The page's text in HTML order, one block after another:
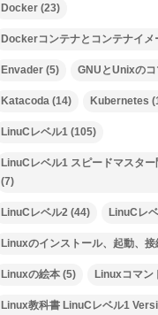
Docker (23)
Dockerコンテナとコンテナイメ
Envader (5) GNUとUnixのコ
Katacoda (14) Kubernetes
LinuCレベル1 (105)
LinuCレベル1 スピードマスタ
(7)
LinuCレベル2 (44) LinuCレ
Linuxのインストール、起動、
Linuxの絵本 (5) Linuxコマン
Linux教科書 LinuCレベル1